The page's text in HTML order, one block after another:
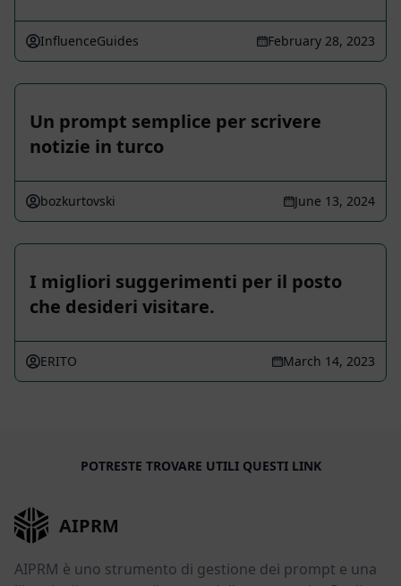
InfluenceGuides February 28, 2023
Un prompt semplice per scrivere
notizie in turco
bozkurtovski June 13, 2024
I migliori suggerimenti per il posto
che desideri visitare.
ERITO March 14, 2023
POTRESTE TROVARE UTILI QUESTI LINK
AIPRM
AIPRM è uno strumento di gestione dei prompt e una